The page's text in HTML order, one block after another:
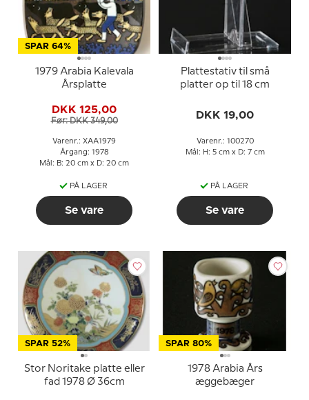
SPAR 64%
1979 Arabia Kalevala
Årsplatte
DKK 125,00
Før: DKK 349,00
Varenr.: XAA1979
Årgang: 1978
Mål: B: 20 cm x D: 20 cm
PÅ LAGER
Se vare
Plattestativ til små
platter op til 18 cm
DKK 19,00
Varenr.: 100270
Mål: H: 5 cm x D: 7 cm
PÅ LAGER
Se vare
SPAR 52%
Stor Noritake platte eller
fad 1978 Ø 36cm
SPAR 80%
1978 Arabia Års
æggebæger